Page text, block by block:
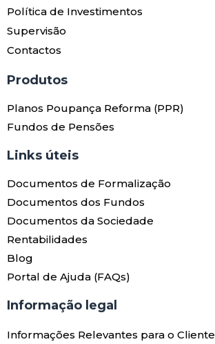
Política de Investimentos
Supervisão
Contactos
Produtos​
Planos Poupança Reforma (PPR)
Fundos de Pensões
Links úteis​
Documentos de Formalização
Documentos dos Fundos
Documentos da Sociedade
Rentabilidades
Blog
Portal de Ajuda (FAQs)
Informação legal
Informações Relevantes para o Cliente